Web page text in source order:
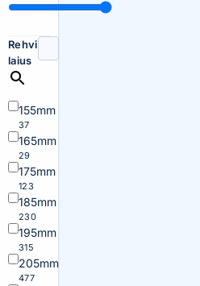
Rehvi
laius
155mm
37
165mm
29
175mm
123
185mm
230
195mm
315
205mm
477